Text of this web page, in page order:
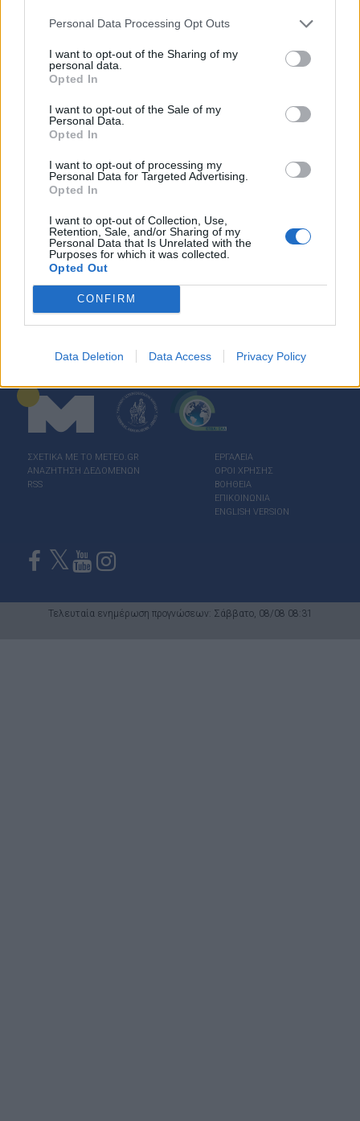
Personal Data Processing Opt Outs
I want to opt-out of the Sharing of my
personal data.
Opted In
I want to opt-out of the Sale of my
Personal Data.
Opted In
I want to opt-out of processing my
Personal Data for Targeted Advertising.
Opted In
I want to opt-out of Collection, Use,
Retention, Sale, and/or Sharing of my
Personal Data that Is Unrelated with the
Purposes for which it was collected.
Opted Out
CONFIRM
Data Deletion Data Access Privacy Policy
χάρτες σκόνης
χάρτες
UV
Ανεμολόγιο
Σελήνη: 24 ημερών
Επόμενη Πανσέληνος:
Παρασκευή, 28 Αυγούστου 2026
Αστρονομικό ημερολόγιο
ΣΧΕΤΙΚΑ ΜΕ ΤΟ ΜΕΤΕΟ.GR
ΑΝΑΖΗΤΗΣΗ ΔΕΔΟΜΕΝΩΝ
RSS
ΕΡΓΑΛΕΙΑ
ΟΡΟΙ ΧΡΗΣΗΣ
ΒΟΗΘΕΙΑ
ΕΠΙΚΟΙΝΩΝΙΑ
ENGLISH VERSION
Τελευταία ενημέρωση προγνώσεων: Σάββατο, 08/08 08:31